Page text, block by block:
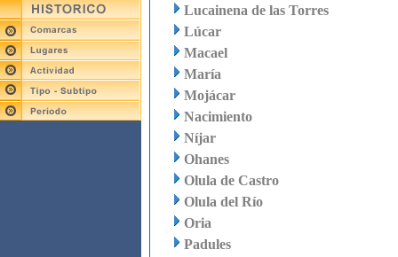
Lucainena de las Torres
Lúcar
Macael
María
Mojácar
Nacimiento
Níjar
Ohanes
Olula de Castro
Olula del Río
Oria
Padules